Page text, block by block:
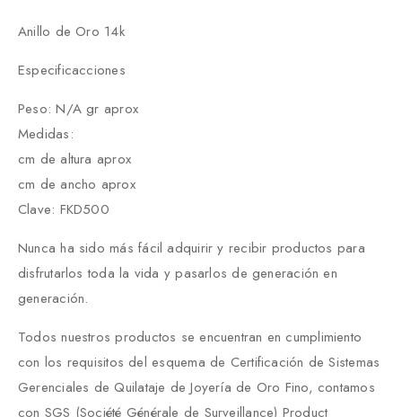
Anillo de Oro 14k
Especificacciones
Peso: N/A gr aprox
Medidas:
cm de altura aprox
cm de ancho aprox
Clave: FKD500
Nunca ha sido más fácil adquirir y recibir productos para
disfrutarlos toda la vida y pasarlos de generación en
generación.
Todos nuestros productos se encuentran en cumplimiento
con los requisitos del esquema de Certificación de Sistemas
Gerenciales de Quilataje de Joyería de Oro Fino, contamos
con SGS (Société Générale de Surveillance) Product